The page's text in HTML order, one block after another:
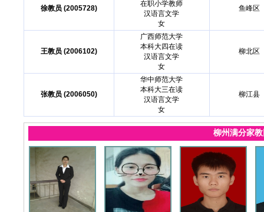
徐教员 (2005728)
在职小学教师
汉语言文学
女
鱼峰区
王教员 (2006102)
广西师范大学
本科大四在读
汉语言文学
女
柳北区
张教员 (2006050)
华中师范大学
本科大三在读
汉语言文学
女
柳江县
柳州满分家